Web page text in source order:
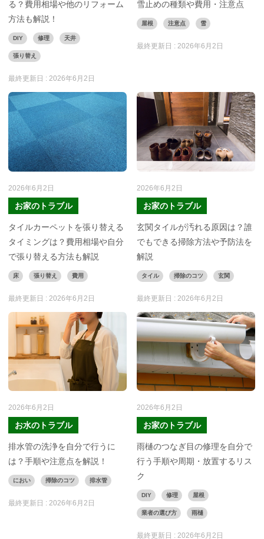
る？費用相場や他のリフォーム
方法も解説！
DIY 修理 天井
張り替え
最終更新日 : 2026年6月2日
雪止めの種類や費用・注意点
屋根 注意点 雪
最終更新日 : 2026年6月2日
2026年6月2日
お家のトラブル
タイルカーペットを張り替える
タイミングは？費用相場や自分
で張り替える方法も解説
床 張り替え 費用
最終更新日 : 2026年6月2日
2026年6月2日
お家のトラブル
玄関タイルが汚れる原因は？誰
でもできる掃除方法や予防法を
解説
タイル 掃除のコツ 玄関
最終更新日 : 2026年6月2日
2026年6月2日
お水のトラブル
排水管の洗浄を自分で行うに
は？手順や注意点を解説！
におい 掃除のコツ 排水管
最終更新日 : 2026年6月2日
2026年6月2日
お家のトラブル
雨樋のつなぎ目の修理を自分で
行う手順や周期・放置するリス
ク
DIY 修理 屋根
業者の選び方 雨樋
最終更新日 :2026年6月2日